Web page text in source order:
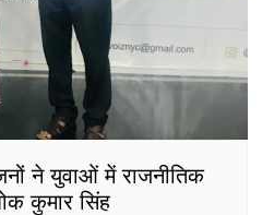
ने युवाओं में राजनीतिक
कुमार सिंह